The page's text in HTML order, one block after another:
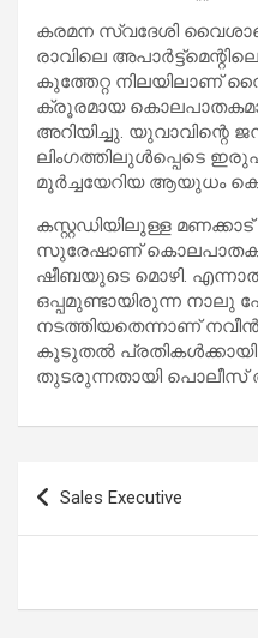
കരമന സ്വദേശി
രാവിലെ
കുത്തേറ്റ നിലയിലാണ്
ക്രൂരമായ
അറിയിച്ചു. യുവാവിന്റെ
ലിംഗത്തിലുൾപ്പെടെ
മൂർച്ചയേറിയ ആയുധം
കസ്റ്റഡിയിലുള്ള
സുരേഷാണ്
ഷീബയുടെ മൊഴി.
ഒപ്പമുണ്ടായിരുന്ന നാലു
നടത്തിയതെന്നാണ്
കൂടുതൽ
തുടരുന്നതായി പൊലീസ്
Post
navigation
Sales Executive